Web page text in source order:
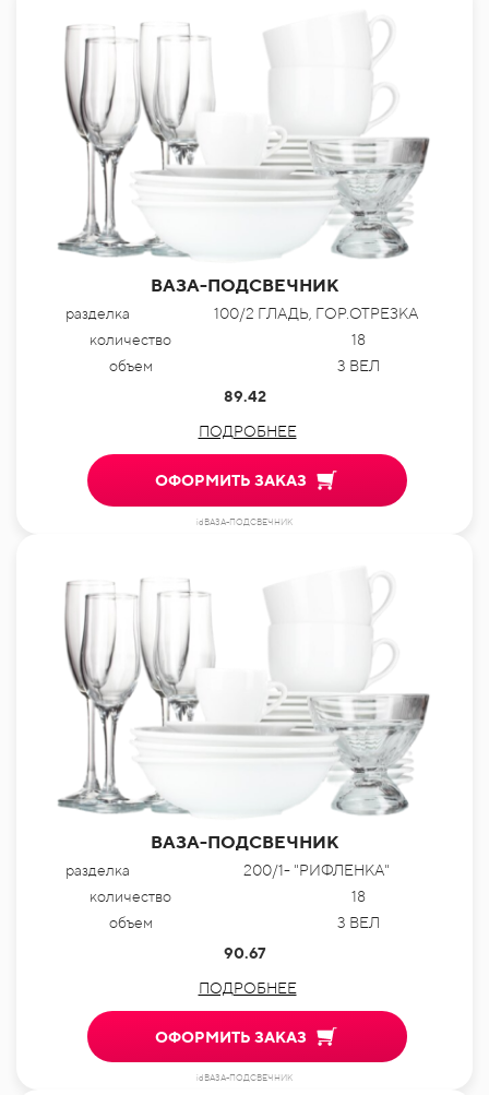
ВАЗА-ПОДСВЕЧНИК
разделка
100/2 ГЛАДЬ, ГОР.ОТРЕЗКА
количество
18
объем
3 ВЕЛ
89.42
ПОДРОБНЕЕ
ОФОРМИТЬ ЗАКАЗ
idВАЗА-ПОДСВЕЧНИК
ВАЗА-ПОДСВЕЧНИК
разделка
200/1- "РИФЛЕНКА"
количество
18
объем
3 ВЕЛ
90.67
ПОДРОБНЕЕ
ОФОРМИТЬ ЗАКАЗ
idВАЗА-ПОДСВЕЧНИК